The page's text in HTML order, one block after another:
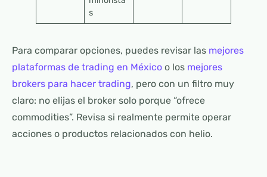
s
Para comparar opciones, puedes revisar las mejores
plataformas de trading en México o los mejores
brokers para hacer trading, pero con un filtro muy
claro: no elijas el broker solo porque “ofrece
commodities”. Revisa si realmente permite operar
acciones o productos relacionados con helio.